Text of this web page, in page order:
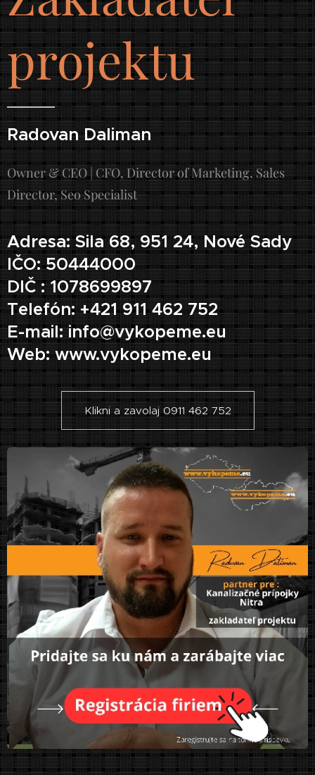
projektu
Radovan Daliman
Owner & CEO | CFO, Director of Marketing, Sales
Director, Seo Specialist
Adresa: Sila 68, 951 24, Nové Sady
IČO: 50444000
DIČ : 1078699897
Telefón: +421 911 462 752
E-mail: info@vykopeme.eu
Web: www.vykopeme.eu
Klikni a zavolaj 0911 462 752